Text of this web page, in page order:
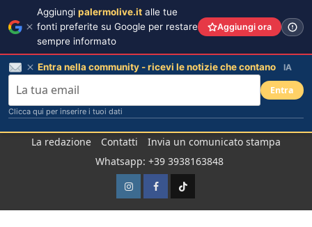
La redazione Contatti
Invia un comunicato stampa
Whatsapp: +39 3938163848
InstagramFacebook
TikTok
Aggiungi palermolive.it alle tue
fonti preferite su Google per restare
sempre informato
Aggiungi ora
Entra nella community - ricevi le notizie che contano IA
Entra
Clicca qui per inserire i tuoi dati